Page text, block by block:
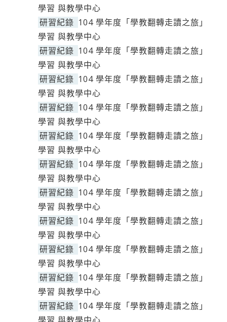
學習 與教學中心
研習紀錄 104 學年度「學教翻轉走讀之旅」
學習 與教學中心
研習紀錄 104 學年度「學教翻轉走讀之旅」
學習 與教學中心
研習紀錄 104 學年度「學教翻轉走讀之旅」
學習 與教學中心
研習紀錄 104 學年度「學教翻轉走讀之旅」
學習 與教學中心
研習紀錄 104 學年度「學教翻轉走讀之旅」
學習 與教學中心
研習紀錄 104 學年度「學教翻轉走讀之旅」
學習 與教學中心
研習紀錄 104 學年度「學教翻轉走讀之旅」
學習 與教學中心
研習紀錄 104 學年度「學教翻轉走讀之旅」
學習 與教學中心
研習紀錄 104 學年度「學教翻轉走讀之旅」
學習 與教學中心
研習紀錄 104 學年度「學教翻轉走讀之旅」
學習 與教學中心
研習紀錄 104 學年度「學教翻轉走讀之旅」